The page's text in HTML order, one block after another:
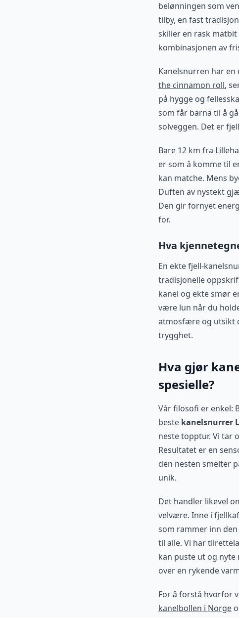
belønningen som
tilby, en fast
skiller en rask
kombinasjonen av
Kanelsnurren har
the cinnamon roll,
på hygge og
som får barna til å
solveggen. Det er
Bare 12 km fra
er som å komme til
kan matche. Mens
Duften av nystekt
Den gir fornyet
for.
Hva
En ekte fjell-
tradisjonelle
kanel og ekte smør
være lun når du
atmosfære og utsikt
trygghet.
Hva gjør
spesielle?
Vår filosofi er enkel:
beste kanelsnurrer
neste topptur. Vi tar
Resultatet er en
den nesten smelter
unik.
Det handler likevel
velvære. Inne i
som rammer inn
til alle. Vi har
kan puste ut og
over en rykende
For å forstå hvorfor
kanelbollen i Norge